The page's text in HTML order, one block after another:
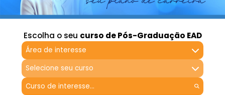
Escolha o seu curso de Pós-Graduação EAD
Área de interesse
Selecione seu curso